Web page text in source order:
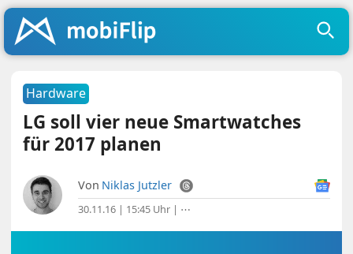
Hardware
LG soll vier neue Smartwatches
für 2017 planen
Von Niklas Jutzler
30.11.16 | 15:45 Uhr | ⋯